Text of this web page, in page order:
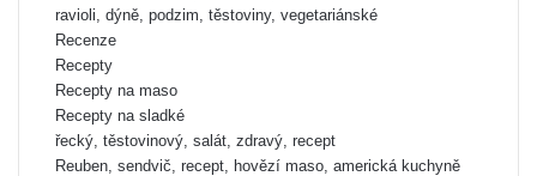
ravioli, dýně, podzim, těstoviny, vegetariánské
Recenze
Recepty
Recepty na maso
Recepty na sladké
řecký, těstovinový, salát, zdravý, recept
Reuben, sendvič, recept, hovězí maso, americká kuchyně